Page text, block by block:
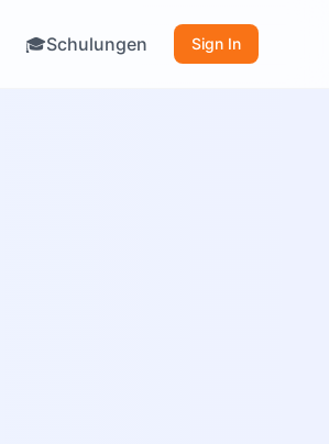
🎓Schulungen
Sign In